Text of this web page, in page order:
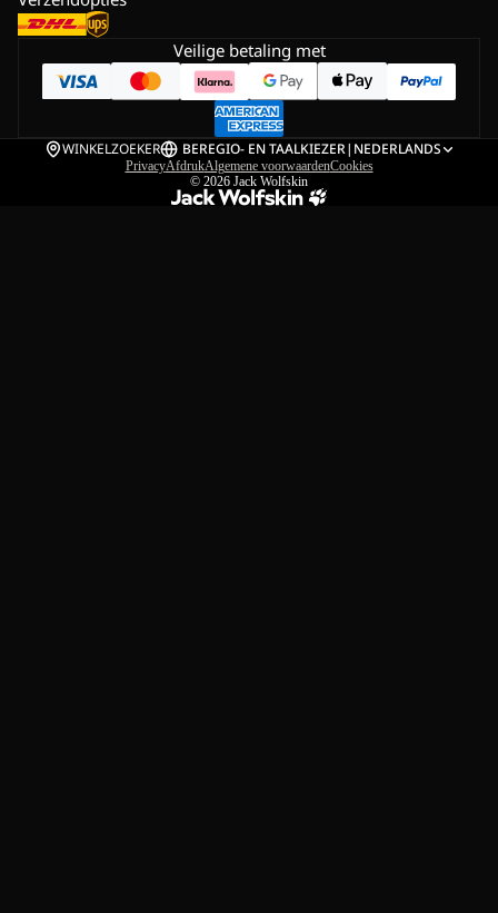
Veilige betaling met
WINKELZOEKER BEREGIO- EN TAALKIEZER| NEDERLANDS
PrivacyAfdrukAlgemene voorwaardenCookies
© 2026 Jack Wolfskin